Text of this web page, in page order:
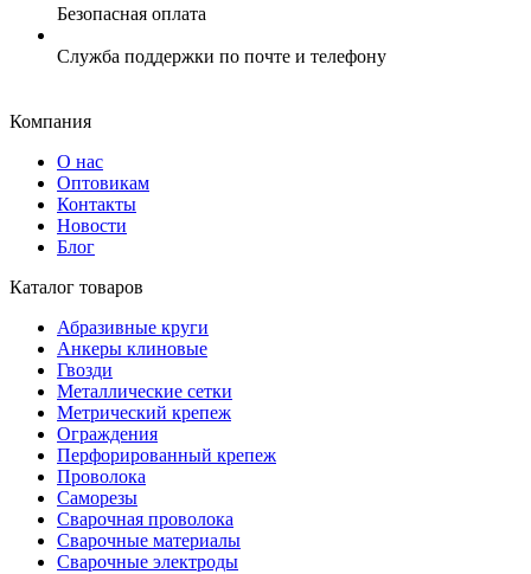
Безопасная оплата
Служба поддержки по почте и телефону
Компания
О нас
Оптовикам
Контакты
Новости
Блог
Каталог товаров
Абразивные круги
Анкеры клиновые
Гвозди
Металлические сетки
Метрический крепеж
Ограждения
Перфорированный крепеж
Проволока
Саморезы
Сварочная проволока
Сварочные материалы
Сварочные электроды